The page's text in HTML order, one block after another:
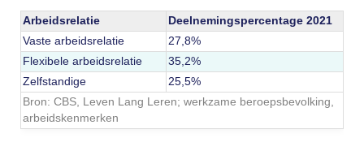
Arbeidsrelatie
Deelnemingspercentage 2021
Vaste arbeidsrelatie
27,8%
Flexibele arbeidsrelatie
35,2%
Zelfstandige
25,5%
Bron: CBS, Leven Lang Leren; werkzame beroepsbevolking,
arbeidskenmerken